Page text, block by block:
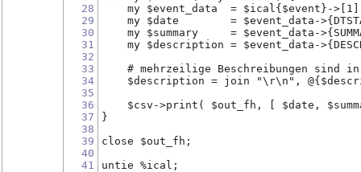
28
29
30
31
32
33
34
35
36
37
38
39
40
41
my $event_data  = $ical{$event}-
my $date        = $event_data-
my $summary     = $event_data-
my $description = $event_data-
# mehrzeilige Beschreibungen sind
$description = join "\r\n",
$csv->print( $out_fh, [ $date,
}
close $out_fh;
untie %ical;